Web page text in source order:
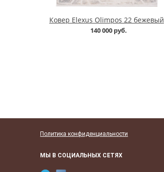
Ковер Elexus Olimpos 22 бежевый
140 000 руб.
Политика конфиденциальности
МЫ В СОЦИАЛЬНЫХ СЕТЯХ